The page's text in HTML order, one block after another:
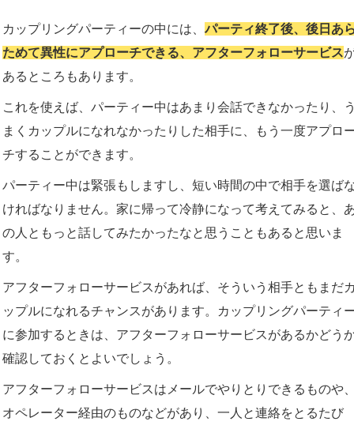
カップリングパーティーの中には、パーティ終了後、後日あ
ためて異性にアプローチできる、アフターフォローサービス
あるところもあります。
これを使えば、パーティー中はあまり会話できなかったり、
まくカップルになれなかったりした相手に、もう一度アプロ
チすることができます。
パーティー中は緊張もしますし、短い時間の中で相手を選ば
ければなりません。家に帰って冷静になって考えてみると、
の人ともっと話してみたかったなと思うこともあると思いま
す。
アフターフォローサービスがあれば、そういう相手ともまだ
ップルになれるチャンスがあります。カップリングパーティ
に参加するときは、アフターフォローサービスがあるかどう
確認しておくとよいでしょう。
アフターフォローサービスはメールでやりとりできるものや
オペレーター経由のものなどがあり、一人と連絡をとるたび